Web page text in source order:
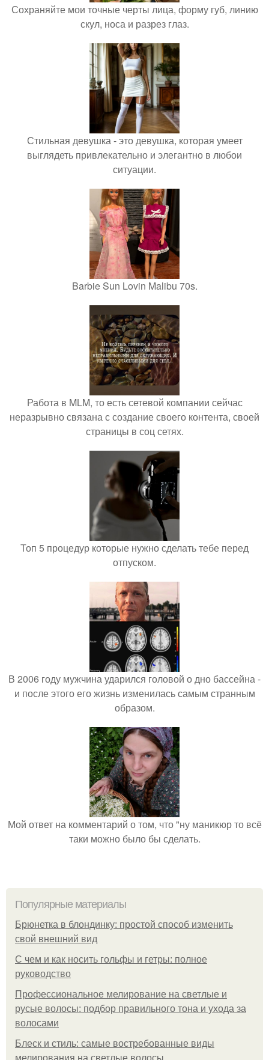
Сохраняйте мои точные черты лица, форму губ, линию
скул, носа и разрез глаз.
Стильная девушка - это девушка, которая умеет
выглядеть привлекательно и элегантно в любои
ситуации.
Barbie Sun Lovin Malibu 70s.
Работа в MLM, то есть сетевой компании сейчас
неразрывно связана с создание своего контента, своей
страницы в соц сетях.
Топ 5 процедур которые нужно сделать тебе перед
отпуском.
В 2006 году мужчина ударился головой о дно бассейна -
и после этого его жизнь изменилась самым странным
образом.
Мой ответ на комментарий о том, что "ну маникюр то всё
таки можно было бы сделать.
Популярные материалы
Брюнетка в блондинку: простой способ изменить
свой внешний вид
С чем и как носить гольфы и гетры: полное
руководство
Профессиональное мелирование на светлые и
русые волосы: подбор правильного тона и ухода за
волосами
Блеск и стиль: самые востребованные виды
мелирования на светлые волосы